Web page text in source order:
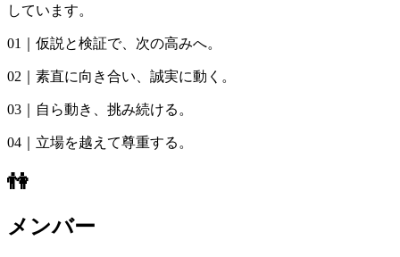
しています。
01｜仮説と検証で、次の高みへ。
02｜素直に向き合い、誠実に動く。
03｜自ら動き、挑み続ける。
04｜立場を越えて尊重する。
👫
メンバー